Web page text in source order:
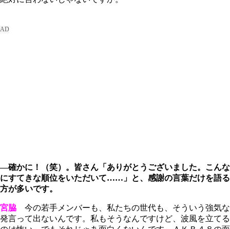
―確かに！（笑）。皆さん「ありがとうございました。こんな
にすてきな順位をいただいて……」と、感謝の言葉だけを語る
方が多いです。
宮脇
今の若手メンバーも、私たちの世代も、そういう強気な
発言って出ないんです。私もそうなんですけど、波風を立てる